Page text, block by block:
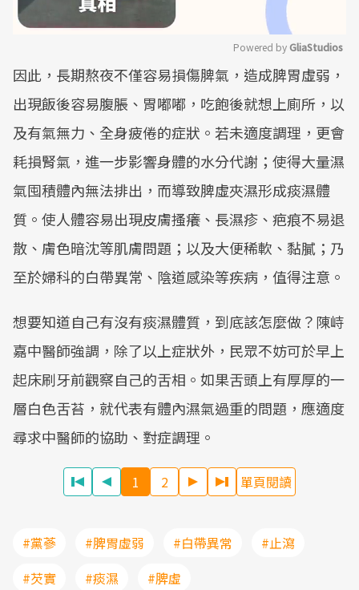
Mute
Powered by GliaStudios
因此，長期熬夜不僅容易損傷脾氣，造成脾胃虛弱，
出現飯後容易腹脹、胃嘟嘟，吃飽後就想上廁所，以
及有氣無力、全身疲倦的症狀。若未適度調理，更會
耗損腎氣，進一步影響身體的水分代謝；使得大量濕
氣囤積體內無法排出，而導致脾虛夾濕形成痰濕體
質。使人體容易出現皮膚搔癢、長濕疹、疤痕不易退
散、膚色暗沈等肌膚問題；以及大便稀軟、黏膩；乃
至於婦科的白帶異常、陰道感染等疾病，值得注意。
想要知道自己有沒有痰濕體質，到底該怎麼做？陳峙
嘉中醫師強調，除了以上症狀外，民眾不妨可於早上
起床刷牙前觀察自己的舌相。如果舌頭上有厚厚的一
層白色舌苔，就代表有體內濕氣過重的問題，應適度
尋求中醫師的協助、對症調理。
1 2 單頁閱讀
#黨蔘 #脾胃虛弱 #白帶異常
#止瀉
#芡實
#痰濕 #脾虛